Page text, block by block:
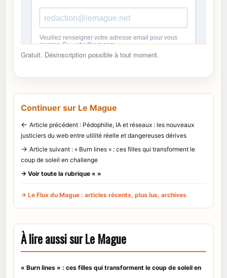
Gratuit. Désinscription possible à tout moment.
Continuer sur Le Mague
← Article précédent : Pédophilie, IA et réseaux : les nouveaux
justiciers du web entre utilité réelle et dangereuses dérives
→ Article suivant : « Burn lines » : ces filles qui transforment le
coup de soleil en challenge
→ Voir toute la rubrique « »
→ Le Flux du Mague : articles récents, plus lus, archives
À lire aussi sur Le Mague
« Burn lines » : ces filles qui transforment le coup de soleil en